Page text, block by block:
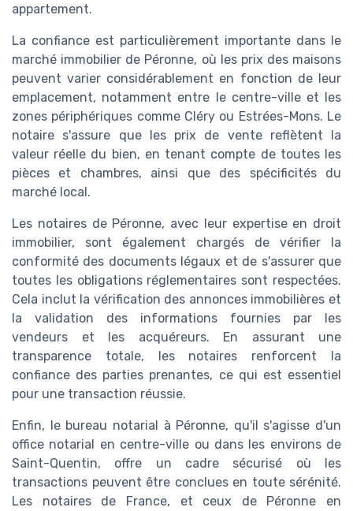
appartement.
La confiance est particulièrement importante dans le
marché immobilier de Péronne, où les prix des maisons
peuvent varier considérablement en fonction de leur
emplacement, notamment entre le centre-ville et les
zones périphériques comme Cléry ou Estrées-Mons. Le
notaire s'assure que les prix de vente reflètent la
valeur réelle du bien, en tenant compte de toutes les
pièces et chambres, ainsi que des spécificités du
marché local.
Les notaires de Péronne, avec leur expertise en droit
immobilier, sont également chargés de vérifier la
conformité des documents légaux et de s'assurer que
toutes les obligations réglementaires sont respectées.
Cela inclut la vérification des annonces immobilières et
la validation des informations fournies par les
vendeurs et les acquéreurs. En assurant une
transparence totale, les notaires renforcent la
confiance des parties prenantes, ce qui est essentiel
pour une transaction réussie.
Enfin, le bureau notarial à Péronne, qu'il s'agisse d'un
office notarial en centre-ville ou dans les environs de
Saint-Quentin, offre un cadre sécurisé où les
transactions peuvent être conclues en toute sérénité.
Les notaires de France, et ceux de Péronne en